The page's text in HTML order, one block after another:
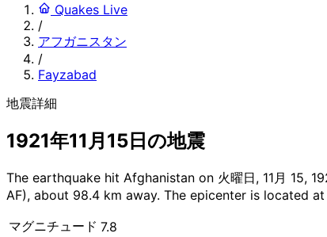
Quakes Live
/
アフガニスタン
/
Fayzabad
地震詳細
1921年11月15日の地震
The earthquake hit Afghanistan on 火曜日, 11月 15,
AF), about 98.4 km away. The epicenter is located
マグニチュード 7.8